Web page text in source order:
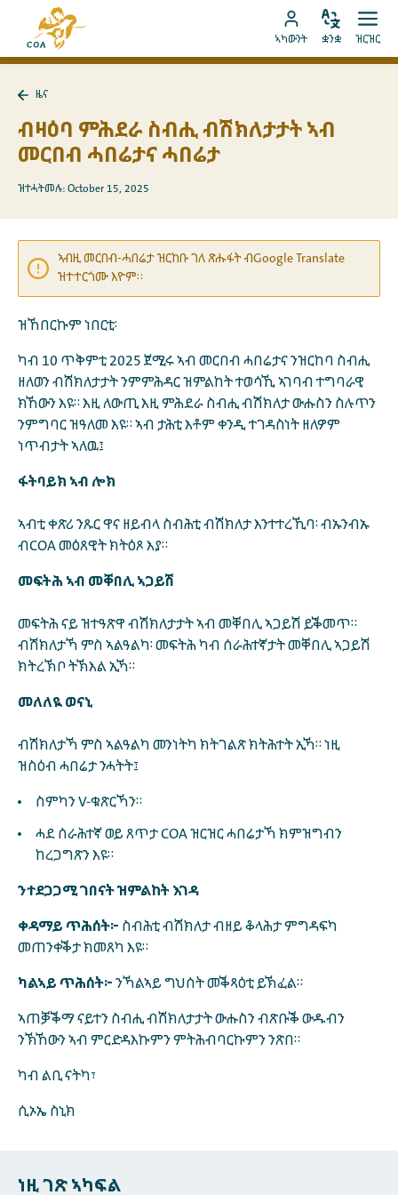
ትሕዝቶ
መበገሲ
ገጽ
MyCOA
ናብ
MyCOA
ኣካውንት
ቋንቋ
ቋንቋ
ክፈት
ዝርዝር
ተመለስ
ዜና
ብዛዕባ ምሕደራ ስብሒ ብሽክለታታት ኣብ
መርበብ ሓበሬታና ሓበሬታ
ዝተሓትመሉ: October 15, 2025
ኣብዚ መርበብ-ሓበሬታ ዝርከቡ ገለ ጽሑፋት ብGoogle Translate
ዝተተርጎሙ እዮም።
ዝኸበርኩም ነበርቲ፡
ካብ 10 ጥቅምቲ 2025 ጀሚሩ ኣብ መርበብ ሓበሬታና ንዝርከባ ስብሒ
ዘለወን ብሽክለታታት ንምምሕዳር ዝምልከት ተወሳኺ ኣገባብ ተግባራዊ
ክኸውን እዩ። እዚ ለውጢ እዚ ምሕደራ ስብሒ ብሽክለታ ውሑስን ስሉጥን
ንምግባር ዝዓለመ እዩ። ኣብ ታሕቲ እቶም ቀንዲ ተገዳስነት ዘለዎም
ነጥብታት ኣለዉ፤
ፋትባይክ ኣብ ሎክ
ኣብቲ ቀጽሪ ንጹር ዋና ዘይብላ ስብሕቲ ብሽክለታ እንተተረኺባ፡ ብኡንብኡ
ብCOA መዕጸዊት ክትዕጾ እያ።
መፍትሕ ኣብ መቐበሊ ኣጋይሽ
መፍትሕ ናይ ዝተዓጽዋ ብሽክለታታት ኣብ መቐበሊ ኣጋይሽ ይቕመጥ።
ብሽክለታኻ ምስ ኣልዓልካ፡ መፍትሕ ካብ ሰራሕተኛታት መቐበሊ ኣጋይሽ
ክትረኽቦ ትኽእል ኢኻ።
መለለዪ ወናኒ
ብሽክለታኻ ምስ ኣልዓልካ መንነትካ ክትገልጽ ክትሕተት ኢኻ። ነዚ
ዝስዕብ ሓበሬታ ንሓትት፤
ስምካን V-ቁጽርኻን።
ሓደ ሰራሕተኛ ወይ ጸጥታ COA ዝርዝር ሓበሬታኻ ክምዝግብን
ከረጋግጽን እዩ።
ንተደጋጋሚ ገበናት ዝምልከት እገዳ
ቀዳማይ ጥሕሰት፦ ስብሕቲ ብሽክለታ ብዘይ ቆላሕታ ምግዳፍካ
መጠንቀቕታ ክመጸካ እዩ።
ካልኣይ ጥሕሰት፦ ንኻልኣይ ግህሰት መቕጻዕቲ ይኽፈል።
ኣጠቓቕማ ናይተን ስብሒ ብሽክለታታት ውሑስን ብጽቡቕ ውዱብን
ንኽኸውን ኣብ ምርድዳእኩምን ምትሕብባርኩምን ንጽበ።
ካብ ልቢ ናትካ፣
ሲኦኤ ስኒክ
ነዚ ገጽ ኣካፍል